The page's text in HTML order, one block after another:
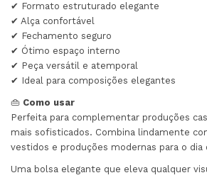
✔ Formato estruturado elegante
✔ Alça confortável
✔ Fechamento seguro
✔ Ótimo espaço interno
✔ Peça versátil e atemporal
✔ Ideal para composições elegantes
👜 Como usar
Perfeita para complementar produções
mais sofisticados. Combina lindamente
vestidos e produções modernas para o dia
Uma bolsa elegante que eleva qualquer